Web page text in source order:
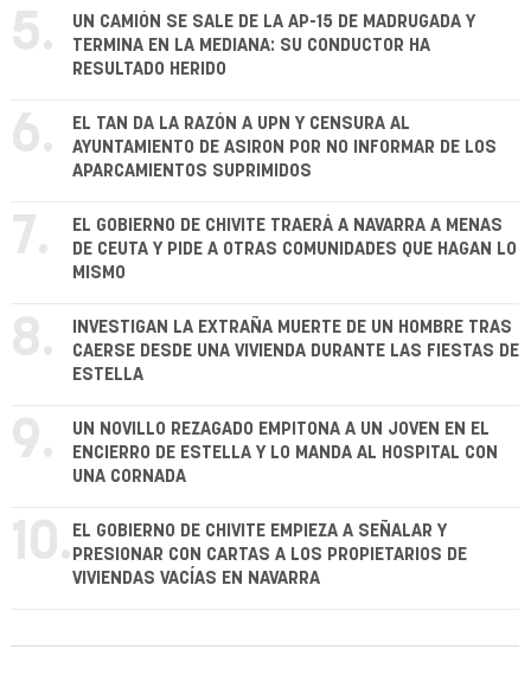
5.
UN CAMIÓN SE SALE DE LA AP-15 DE MADRUGADA Y
TERMINA EN LA MEDIANA: SU CONDUCTOR HA
RESULTADO HERIDO
6.
EL TAN DA LA RAZÓN A UPN Y CENSURA AL
AYUNTAMIENTO DE ASIRON POR NO INFORMAR DE LOS
APARCAMIENTOS SUPRIMIDOS
7.
EL GOBIERNO DE CHIVITE TRAERÁ A NAVARRA A MENAS
DE CEUTA Y PIDE A OTRAS COMUNIDADES QUE HAGAN LO
MISMO
8.
INVESTIGAN LA EXTRAÑA MUERTE DE UN HOMBRE TRAS
CAERSE DESDE UNA VIVIENDA DURANTE LAS FIESTAS DE
ESTELLA
9.
UN NOVILLO REZAGADO EMPITONA A UN JOVEN EN EL
ENCIERRO DE ESTELLA Y LO MANDA AL HOSPITAL CON
UNA CORNADA
10. EL GOBIERNO DE CHIVITE EMPIEZA A SEÑALAR Y
PRESIONAR CON CARTAS A LOS PROPIETARIOS DE
VIVIENDAS VACÍAS EN NAVARRA